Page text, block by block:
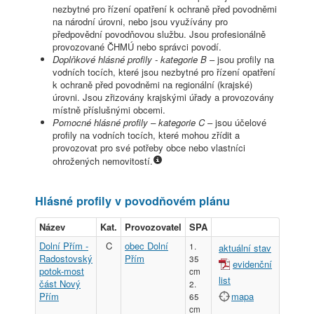
nezbytné pro řízení opatření k ochraně před povodněmi
na národní úrovni, nebo jsou využívány pro
předpovědní povodňovou službu. Jsou profesionálně
provozované ČHMÚ nebo správci povodí.
Doplňkové hlásné profily - kategorie B – jsou profily na
vodních tocích, které jsou nezbytné pro řízení opatření
k ochraně před povodněmi na regionální (krajské)
úrovni. Jsou zřizovány krajskými úřady a provozovány
místně příslušnými obcemi.
Pomocné hlásné profily – kategorie C– jsou účelové
profily na vodních tocích, které mohou zřídit a
provozovat pro své potřeby obce nebo vlastníci
ohrožených nemovitostí.
Hlásné profily v povodňovém plánu
Název Kat. Provozovatel
SPA
Dolní Přím -
Radostovský
potok-most
část Nový
Přím
C
obec Dolní
Přím
1.
35
cm
2.
65
cm
aktuální stav
evidenční
list
mapa